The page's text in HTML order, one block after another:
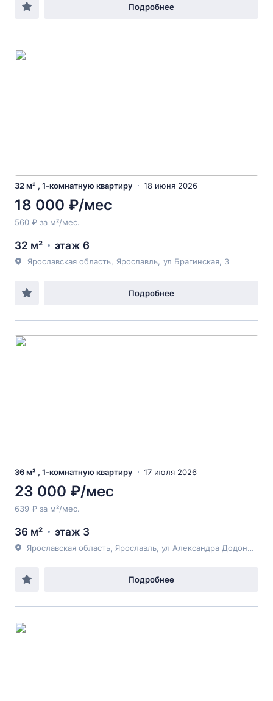
Подробнее
32 м² , 1-комнатную квартиру 18 июня 2026
18 000 ₽/мес
560 ₽ за м²/мес.
32 м² этаж 6
Ярославская область Ярославль ул Брагинская , 3
Подробнее
36 м² , 1-комнатную квартиру 17 июля 2026
23 000 ₽/мес
639 ₽ за м²/мес.
36 м² этаж 3
Ярославская область, Ярославль, ул Александра Додонова, 6, корпус 2
Подробнее